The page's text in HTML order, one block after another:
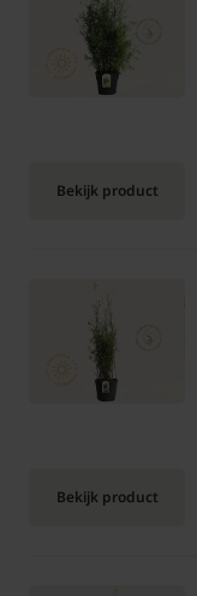
Bekijk product
Bekijk product